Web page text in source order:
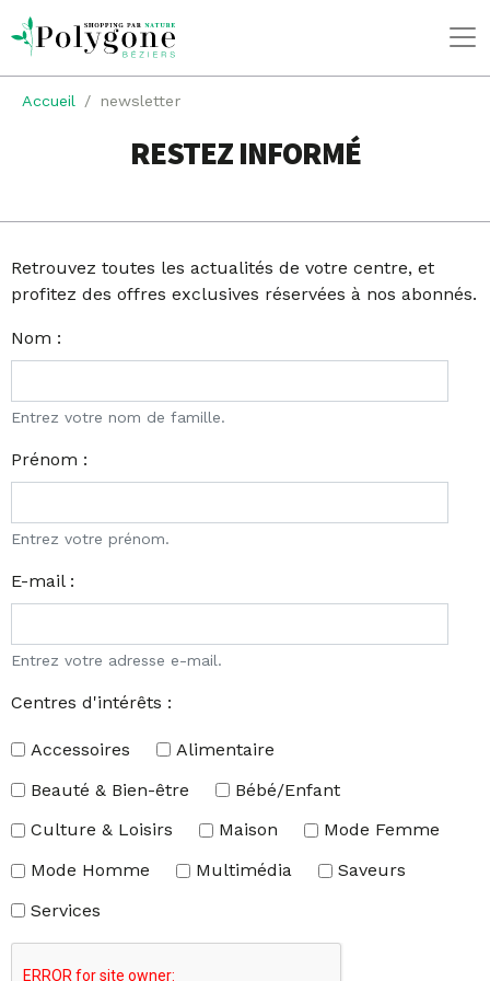
Accueil newsletter
RESTEZ INFORMÉ
Retrouvez toutes les actualités de votre centre, et
profitez des offres exclusives réservées à nos abonnés.
Nom :
Entrez votre nom de famille.
Prénom :
Entrez votre prénom.
E-mail :
Entrez votre adresse e-mail.
Centres d'intérêts :
Accessoires
Alimentaire
Beauté & Bien-être
Bébé/Enfant
Culture & Loisirs
Maison
Mode Femme
Mode Homme
Multimédia
Saveurs
Services